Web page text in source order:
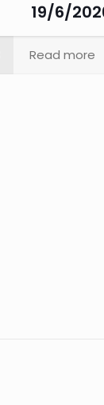
19/6/
Read more